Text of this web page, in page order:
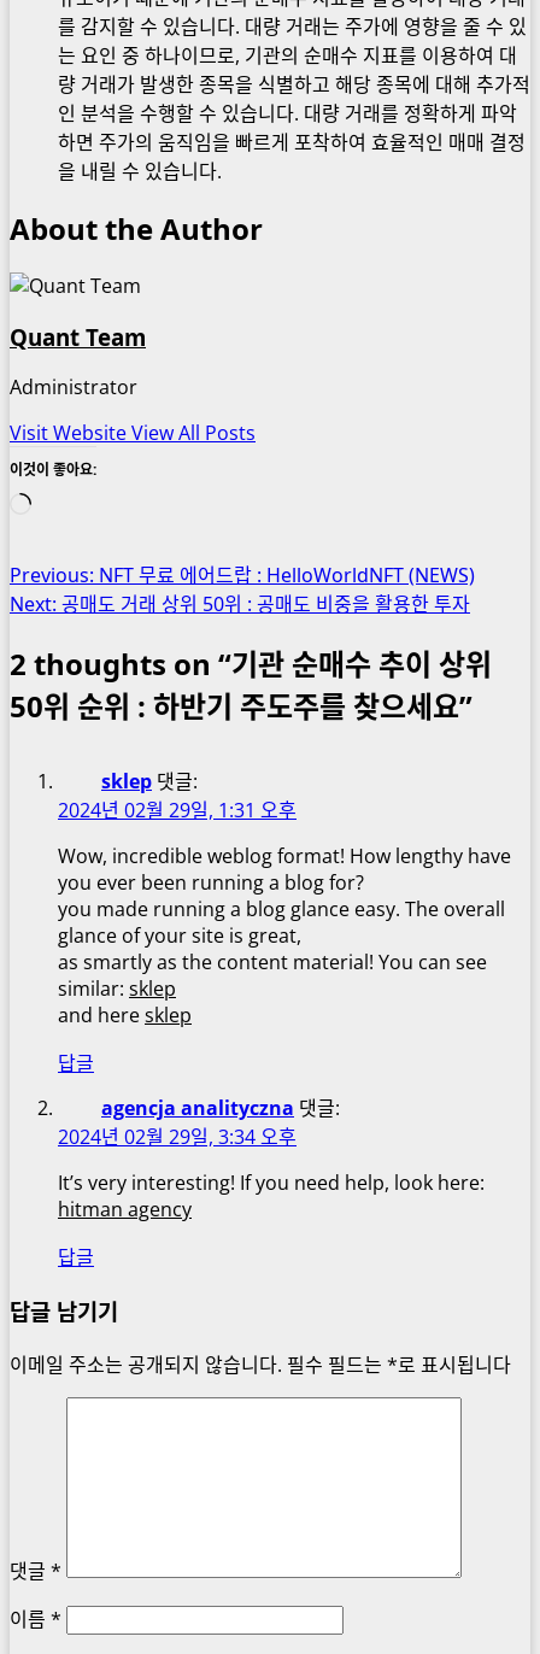
를 감지할 수 있습니다. 대량 거래는 주가에 영향을 줄 수 있
는 요인 중 하나이므로, 기관의 순매수 지표를 이용하여 대
량 거래가 발생한 종목을 식별하고 해당 종목에 대해 추가적
인 분석을 수행할 수 있습니다. 대량 거래를 정확하게 파악
하면 주가의 움직임을 빠르게 포착하여 효율적인 매매 결정
을 내릴 수 있습니다.
About the Author
Quant Team
Administrator
Visit WebsiteView All Posts
이것이 좋아요:
로
중...
Post
navigation
Previous: NFT 무료 에어드랍 : HelloWorldNFT (NEWS)
Next: 공매도 거래 상위 50위 : 공매도 비중을 활용한 투자
2 thoughts on “기관 순매수 추이 상위
50위 순위 : 하반기 주도주를 찾으세요”
sklep 댓글:
2024년 02월 29일, 1:31 오후
Wow, incredible weblog format! How lengthy have
you ever been running a blog for?
you made running a blog glance easy. The overall
glance of your site is great,
as smartly as the content material! You can see
similar: sklep
and heresklep
답글
agencja analityczna 댓글:
2024년 02월 29일, 3:34 오후
It’s very interesting! If you need help, look here:
hitman agency
답글
답글 남기기
이메일 주소는 공개되지 않습니다. 필수 필드는 *로 표시됩니다
댓글 *
이름 *